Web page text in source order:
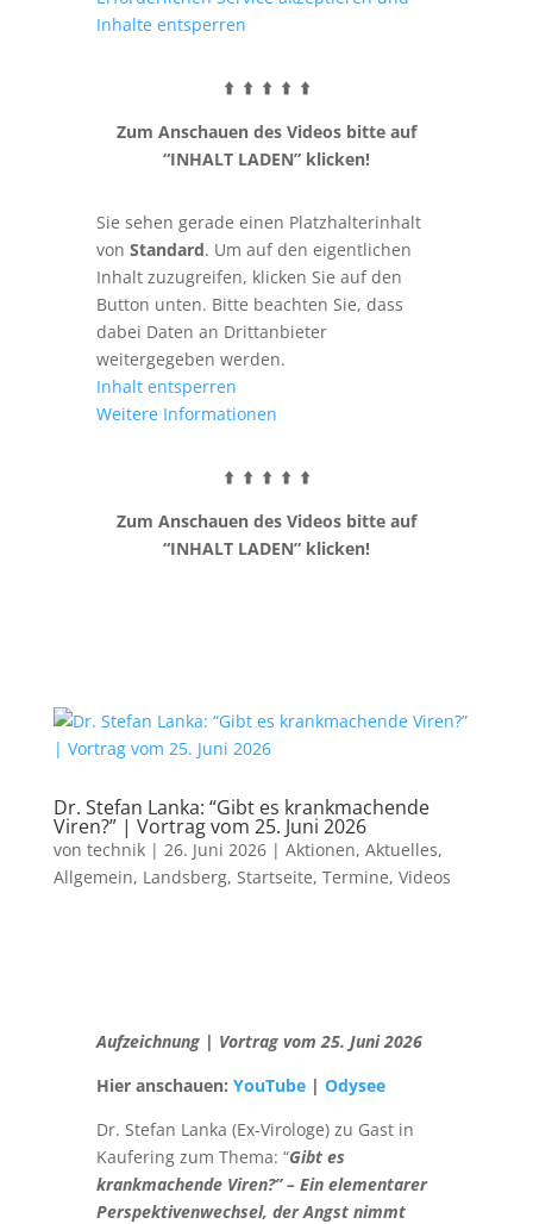
Inhalte entsperren
⬆️ ⬆️ ⬆️ ⬆️ ⬆️
Zum Anschauen des Videos bitte auf
“INHALT LADEN” klicken!
Sie sehen gerade einen Platzhalterinhalt
von Standard. Um auf den eigentlichen
Inhalt zuzugreifen, klicken Sie auf den
Button unten. Bitte beachten Sie, dass
dabei Daten an Drittanbieter
weitergegeben werden.
Inhalt entsperren
Weitere Informationen
⬆️ ⬆️ ⬆️ ⬆️ ⬆️
Zum Anschauen des Videos bitte auf
“INHALT LADEN” klicken!
Dr. Stefan Lanka: “Gibt es krankmachende
Viren?” | Vortrag vom 25. Juni 2026
von technik| 26. Juni 2026| Aktionen, Aktuelles,
Allgemein, Landsberg, Startseite, Termine, Videos
Aufzeichnung | Vortrag vom 25. Juni 2026
Hier anschauen: YouTube| Odysee
Dr. Stefan Lanka (Ex-Virologe) zu Gast in
Kaufering zum Thema: “Gibt es
krankmachende Viren?” – Ein elementarer
Perspektivenwechsel, der Angst nimmt